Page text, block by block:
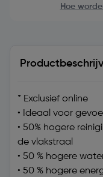
Hoe
* Exclusief online
• Ideaal voor
• 50% hogere
de vlakstraal
• 50 % hogere
• 50 % hogere